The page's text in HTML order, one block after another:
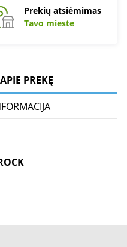
Prekių atsiėmimas
Tavo mieste
PREKĘ